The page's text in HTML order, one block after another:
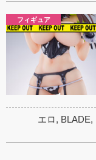
フィギュア
エロ, BLADE,